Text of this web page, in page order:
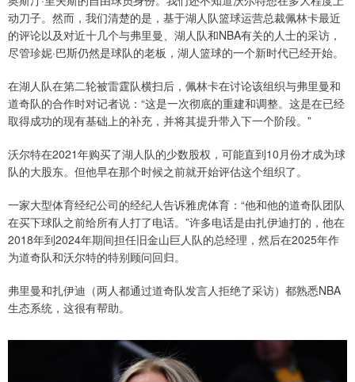
动刀子。然而，我们清楚的是，基于湖人队篮球运营总裁佩林卡最近
的评论以及对近十几个与弗里曼、湖人队和NBA有关的人士的采访，
尽管珍妮·巴斯仍然是球队的老板，湖人篮球的一个新时代已经开始。
在湖人队在第二轮被雷霆队横扫后，佩林卡在讨论该组织与弗里曼和
道奇队的合作时对记者说：“这是一次彻底的重建和调整。这是在已经
取得成功的现有基础上的补充，并将其提升带入下一个阶段。”
沃尔特在2021年购买了湖人队的少数股权，可能直到10月份才成为球
队的大股东。但他早在那个时候之前就开始评估这个组织了。
一家大型体育经纪公司的经纪人告诉雅虎体育：“他和他的道奇队团队
在买下球队之前给所有人打了电话。”许多电话是由扎伊迪打的，他在
2018年到2024年期间担任旧金山巨人队的总经理，然后在2025年作
为道奇队和沃尔特的特别顾问回归。
弗里曼和扎伊迪（两人都通过道奇队发言人拒绝了采访）都熟悉NBA
生态系统，这很有帮助。